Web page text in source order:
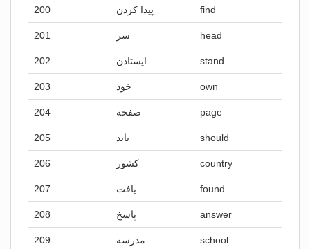
200 پیدا کردن find
201 سر head
202 ایستادن stand
203 خود own
204 صفحه page
205 باید should
206 کشور country
207 یافت found
208 پاسخ answer
209 مدرسه school